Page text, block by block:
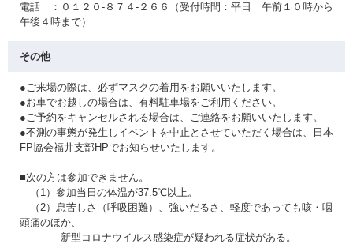
電話 ：０１２０-８７４-２６６（受付時間：平日 午前１０時から
午後４時まで）
その他
●ご来場の際は、必ずマスクの着用をお願いいたします。
●お車でお越しの場合は、有料駐車場をご利用ください。
●ご予約をキャンセルされる場合は、ご連絡をお願いいたします。
●不測の事態が発生しイベントを中止とさせていただく場合は、日本
FP協会福井支部HPでお知らせいたします。
■次の方は参加できません。
（1）参加当日の体温が37.5℃以上。
（2）息苦しさ（呼吸困難）、強いだるさ、軽度であっても咳・咽
頭痛のほか、
新型コロナウイルス感染症が疑われる症状がある。